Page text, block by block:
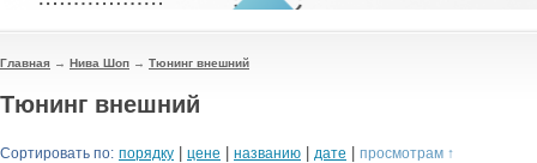
Главная → Нива Шоп → Тюнинг внешний
Тюнинг внешний
Сортировать по: порядку | цене | названию | дате | просмотрам ↑